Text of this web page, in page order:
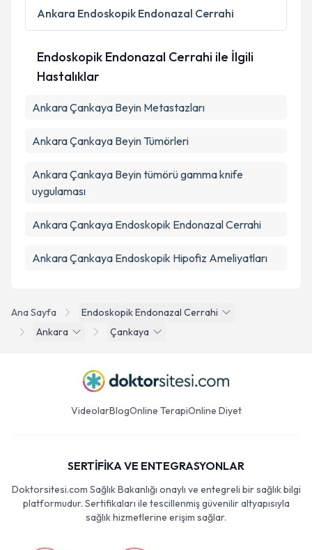
Ana Sayfa
Endoskopik Endonazal Cerrahi
Ankara
Çankaya
Ankara Endoskopik Endonazal Cerrahi
Endoskopik Endonazal Cerrahi ile İlgili
Hastalıklar
Ankara Çankaya Beyin Metastazları
Ankara Çankaya Beyin Tümörleri
Ankara Çankaya Beyin tümörü gamma knife
uygulaması
Ankara Çankaya Endoskopik Endonazal Cerrahi
Ankara Çankaya Endoskopik Hipofiz Ameliyatları
VideolarBlogOnline TerapiOnline Diyet
SERTİFİKA VE ENTEGRASYONLAR
Doktorsitesi.com Sağlık Bakanlığı onaylı ve entegreli bir sağlık bilgi
platformudur. Sertifikaları ile tescillenmiş güvenilir altyapısıyla
sağlık hizmetlerine erişim sağlar.